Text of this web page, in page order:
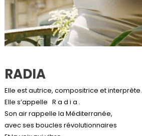
RADIA
Elle est autrice, compositrice et interprète.
Elle s’appelle R a d i a .
Son air rappelle la Méditerranée,
avec ses boucles révolutionnaires